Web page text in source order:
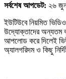
সর্বশেষ আপডেট: ২৬
ইউটিউবে নিয়মিত
উদ্যোক্তাদের অন্যতম
আপলোড করে দিলেই
অ্যালগরিদম ও কিছু